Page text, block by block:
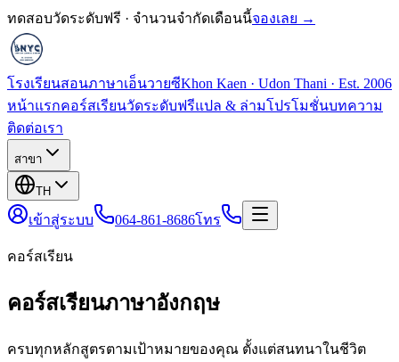
ทดสอบวัดระดับฟรี · จำนวนจำกัดเดือนนี้จองเลย →
โรงเรียนสอนภาษาเอ็นวายซีKhon Kaen · Udon Thani · Est. 2006
หน้าแรกคอร์สเรียนวัดระดับฟรีแปล & ล่ามโปรโมชั่นบทความ
ติดต่อเรา
สาขา
TH
เข้าสู่ระบบ 064-861-8686โทร
คอร์สเรียน
คอร์สเรียนภาษาอังกฤษ
ครบทุกหลักสูตรตามเป้าหมายของคุณ ตั้งแต่สนทนาในชีวิต